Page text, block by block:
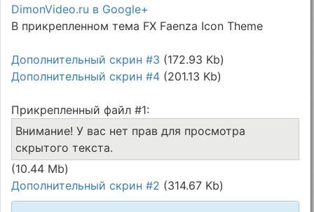
DimonVideo.ru в Google+
В прикрепленном тема FX Faenza Icon Theme
Дополнительный скрин #3 (172.93 Kb)
Дополнительный скрин #4 (201.13 Kb)
Прикрепленный файл #1:
Внимание! У вас нет прав для просмотра
скрытого текста.
(10.44 Mb)
Дополнительный скрин #2 (314.67 Kb)